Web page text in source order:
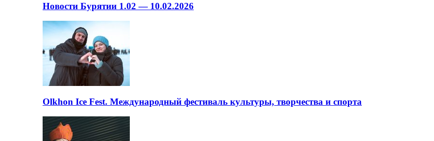
Новости Бурятии 1.02 — 10.02.2026
Olkhon Ice Fest. Международный фестиваль культуры, творчества и спорта